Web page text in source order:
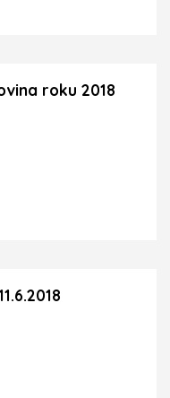
roku 2018